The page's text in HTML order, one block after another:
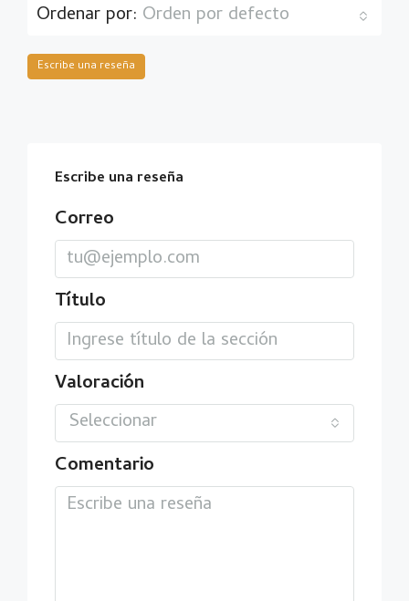
Ordenar por: Orden por defecto
Escribe una reseña
Escribe una reseña
Correo
Título
Valoración
Seleccionar
Comentario